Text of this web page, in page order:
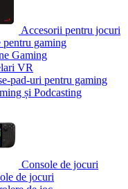
Accesorii pentru jocuri
pentru gaming
Gaming
VR
pad-uri pentru gaming
și Podcasting
Console de jocuri
de jocuri